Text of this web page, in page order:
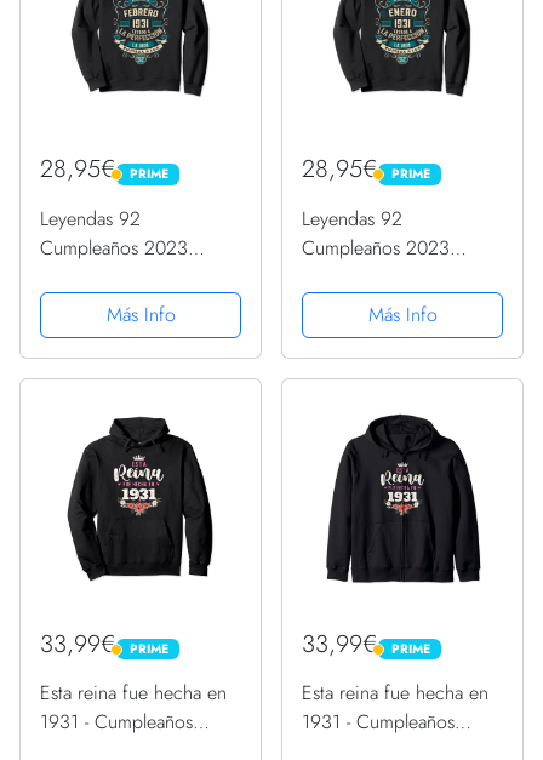
28,95€ PRIME
PRIME
Leyendas 92
Cumpleaños 2023
1931 Sudadera
Más Info
28,95€ PRIME
PRIME
Leyendas 92
Cumpleaños 2023
1931 Sudadera
Más Info
33,99€ PRIME
PRIME
Esta reina fue hecha en
1931 - Cumpleaños
33,99€ PRIME
PRIME
Esta reina fue hecha en
1931 - Cumpleaños